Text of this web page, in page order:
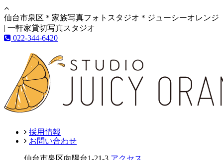
仙台市泉区＊家族写真フォトスタジオ＊ジューシーオレンジ
| 一軒家貸切写真スタジオ
022-344-6420
採用情報
お問い合わせ
仙台市泉区向陽台1-21-3 アクセス